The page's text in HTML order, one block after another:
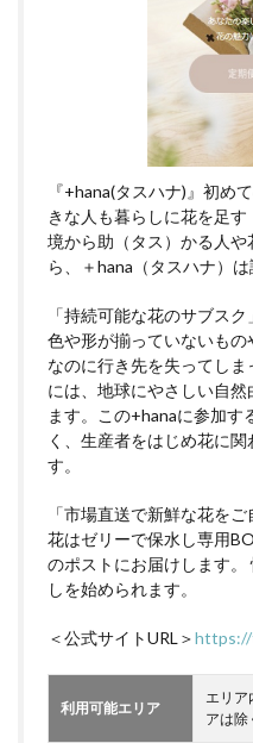
『+hana(タスハナ)』初め
きな人も暮らしに花を足
境から助（タス）かる人
ら、＋hana（タスハナ）は
「持続可能な花のサブスク」
色や形が揃っていないも
なのに行き先を失ってし
には、地球にやさしい自
ます。この+hanaに参加す
く、生産者をはじめ花に
す。
「市場直送で新鮮な花をご
花はゼリーで保水し専用
のポストにお届けします
しを始められます。
＜公式サイトURL＞https://
利用可能エリア
エリア
アは除